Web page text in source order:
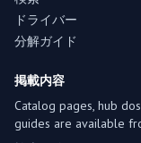
ドライバー
分解ガイド
掲載内容
Catalog pages, hub
guides are available